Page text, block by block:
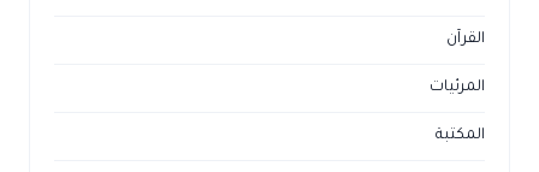
المرئيات
المكتبة